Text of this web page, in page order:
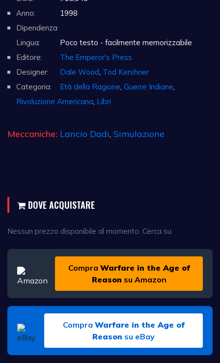
Anno:
1998
Dipendenza
Lingua:
Poco testo - facilmente memorizzabile
Editore:
The Emperor's Press
Designer:
Dale Wood Tod Kershner
Categoria:
Età della Ragione Guerre Indiane
Rivoluzione Americana Libri
Meccaniche: Lancio Dadi, Simulazione
DOVE ACQUISTARE
Nessun prezzo disponibile al momento. Cerca su:
Compra Warfare in the Age of
Reason su Amazon
Compra Warfare in the Age of
Reason su eBay